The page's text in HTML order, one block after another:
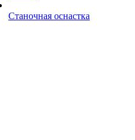
Станочная оснастка